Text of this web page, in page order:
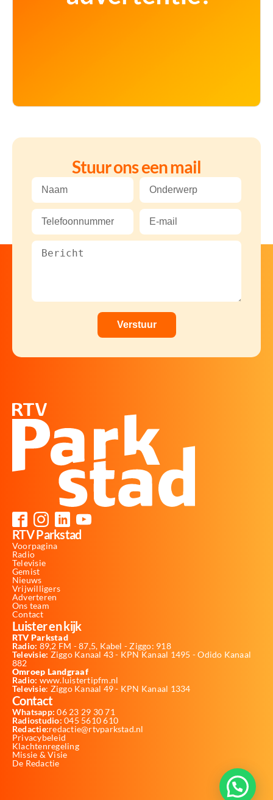
Stuur ons een mail
RTV Parkstad
Voorpagina
Radio
Televisie
Gemist
Nieuws
Vrijwilligers
Adverteren
Ons team
Contact
Luister en kijk
RTV Parkstad
Radio: 89,2 FM - 87,5, Kabel - Ziggo: 918
Televisie: Ziggo Kanaal 43 - KPN Kanaal 1495 - Odido Kanaal
882
Omroep Landgraaf
Radio: www.luistertipfm.nl
Televisie: Ziggo Kanaal 49 - KPN Kanaal 1334
Contact
Whatsapp: 06 23 29 30 71
Radiostudio: 045 5610 610
Redactie:redactie@rtvparkstad.nl
Privacybeleid
Klachtenregeling
Missie & Visie
De Redactie